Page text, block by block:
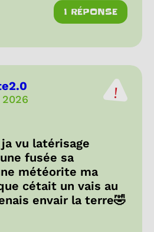
1 RÉPONSE
vu latérisage
fusée sa
météorite ma
cétait un vais au
envair la terre🤣